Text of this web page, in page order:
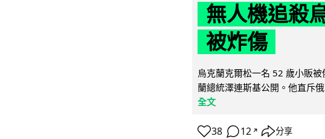
無人機追殺
被炸傷
烏克蘭克爾松一名 52 歲小販
蘭總統澤連斯基公開。他直斥
全文
38 12 ↗ 分享